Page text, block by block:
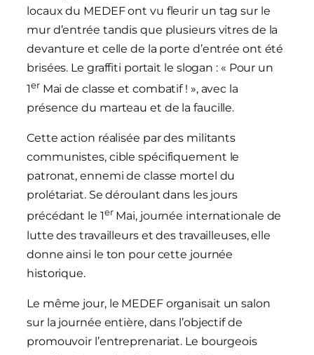
locaux du MEDEF ont vu fleurir un tag sur le
mur d’entrée tandis que plusieurs vitres de la
devanture et celle de la porte d’entrée ont été
brisées. Le graffiti portait le slogan : « Pour un
1er Mai de classe et combatif ! », avec la
présence du marteau et de la faucille.
Cette action réalisée par des militants
communistes, cible spécifiquement le
patronat, ennemi de classe mortel du
prolétariat. Se déroulant dans les jours
précédant le 1er Mai, journée internationale de
lutte des travailleurs et des travailleuses, elle
donne ainsi le ton pour cette journée
historique.
Le même jour, le MEDEF organisait un salon
sur la journée entière, dans l’objectif de
promouvoir l’entreprenariat. Le bourgeois